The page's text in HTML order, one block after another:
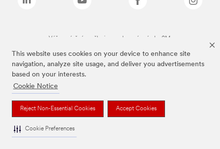
This website uses cookies on your device to enhance site
navigation, analyze site usage, and deliver you advertisements
based on your interests.
Cookie Notice
Reject Non-Essential Cookies Accept Cookies
Cookie Preferences
Výše zmíněné značky jsou ochranné známky 3M.